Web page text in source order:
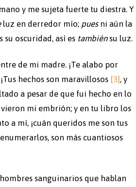
y me sujeta fuerte tu diestra. Y
luz en derredor mío; puesni aún la
oscuridad, así es tambiénsu luz.
de mi madre. ¡Te alabo por
hechos son maravillosos [3], y
a pesar de que fui hecho en lo
mi embrión; y en tu libro los
a mí, ¡cuán queridos me son tus
son más cuantiosos
sanguinarios que hablan